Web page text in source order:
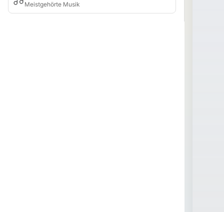
Meistgehörte Musik